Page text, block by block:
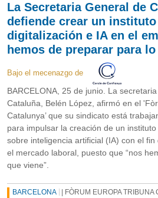
La Secretaria General de
defiende crear un
digitalización e IA en el
hemos de preparar para
Bajo el mecenazgo de
BARCELONA, 25 de junio. La
Cataluña, Belén López, afirmó en el
Catalunya’ que su sindicato está
para impulsar la creación de un
sobre inteligencia artificial (IA) con el
el mercado laboral, puesto que “nos
que viene”.
BARCELONA
| FÒRUM EUROPA TRIBUNA